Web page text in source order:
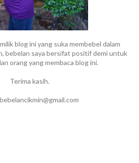
blog ini yang suka membebel dalam
bebelan saya bersifat positif demi untuk
orang yang membaca blog ini.
Terima kasih.